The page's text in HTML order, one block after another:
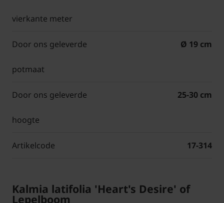
vierkante meter
Door ons geleverde
potmaat
Ø 19 cm
Door ons geleverde
hoogte
25-30 cm
Artikelcode 17-314
Kalmia latifolia 'Heart's Desire' of
Lepelboom